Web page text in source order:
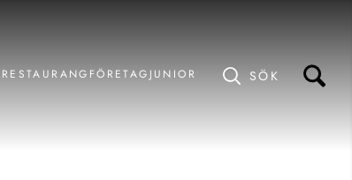
RESTAURANG FÖRETAG JUNIOR